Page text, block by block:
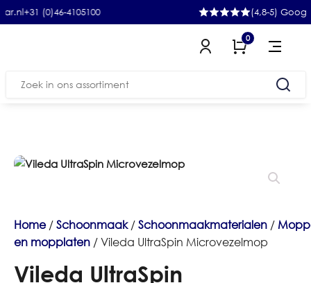
(0)46-4105100 (4,8-5) Google
0
Zoeken
Home/Schoonmaak/Schoonmaakmaterialen /
en mopplaten / Vileda UltraSpin Microvezelmop
Vileda UltraSpin